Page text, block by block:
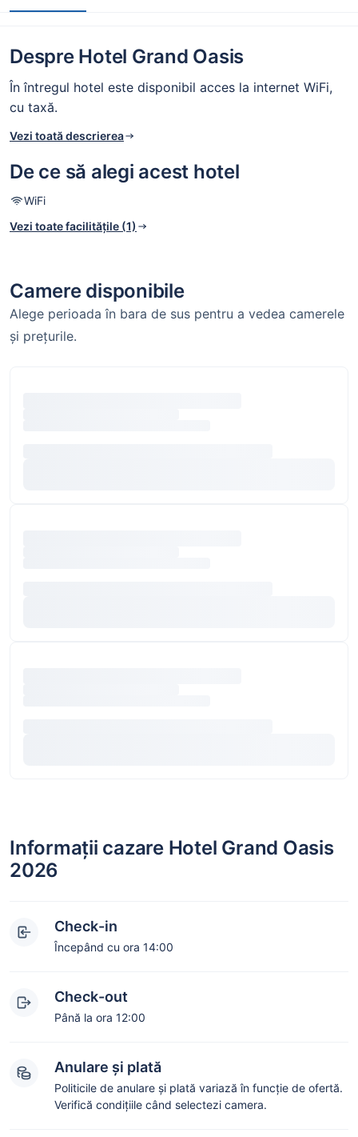
Despre Hotel Grand Oasis
În întregul hotel este disponibil acces la internet WiFi,
cu taxă.
Vezi toată descrierea
De ce să alegi acest hotel
WiFi
Vezi toate facilitățile (1)
Camere disponibile
Alege perioada în bara de sus pentru a vedea camerele
și prețurile.
Informații cazare Hotel Grand Oasis
2026
Check-in
Începând cu ora 14:00
Check-out
Până la ora 12:00
Anulare și plată
Politicile de anulare și plată variază în funcție de ofertă.
Verifică condițiile când selectezi camera.